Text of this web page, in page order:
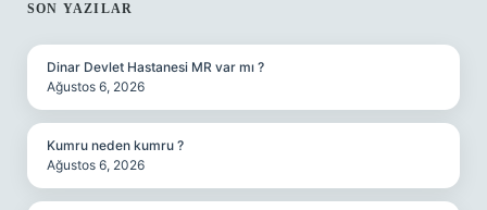
SIDEBAR
SON YAZILAR
Dinar Devlet Hastanesi MR var mı ?
Ağustos 6, 2026
Kumru neden kumru ?
Ağustos 6, 2026